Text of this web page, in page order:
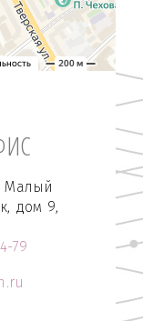
Малый
дом 9,
79